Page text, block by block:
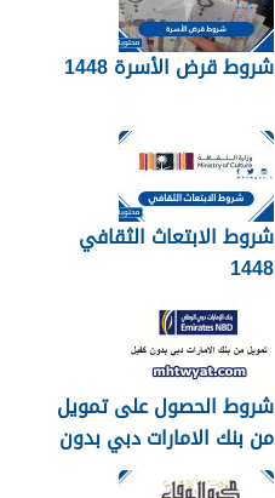
شروط قرض الأسرة 1448
شروط الابتعاث الثقافي
1448
شروط الحصول على تمويل
من بنك الامارات دبي بدون
كفيل 1448